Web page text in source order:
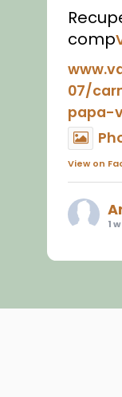
comp
07/
papa-
View on
1
juliol